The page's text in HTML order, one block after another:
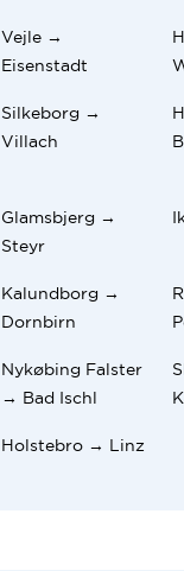
Vejle →
Eisenstadt
Silkeborg →
Villach
Glamsbjerg →
Steyr
Kalundborg →
Dornbirn
Nykøbing Falster
→ Bad Ischl
Holstebro → Linz